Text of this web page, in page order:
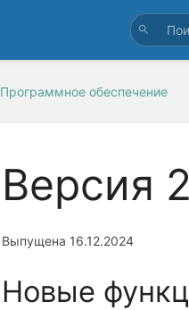
Программное обеспечение
Версия
Выпущена 16.12.2024
Новые